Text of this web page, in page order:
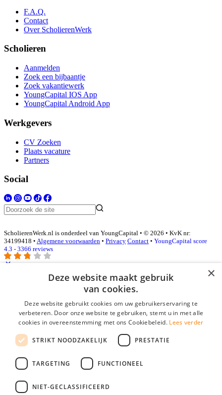
F.A.Q.
Contact
Over ScholierenWerk
Scholieren
Aanmelden
Zoek een bijbaantje
Zoek vakantiewerk
YoungCapital IOS App
YoungCapital Android App
Werkgevers
CV Zoeken
Plaats vacature
Partners
Social
ScholierenWerk.nl is onderdeel van YoungCapital • © 2026 • KvK nr:
34199418 • Algemene voorwaarden • Privacy Contact • YoungCapital score
4.3 - 3366 reviews
Inloggen als bedrijf
E-mail*
Wachtwoord
login gegevens onthouden
login
Bedrijf aanmelden
×
Deze website maakt gebruik
van cookies.
Deze website gebruikt cookies om uw gebruikerservaring te
verbeteren. Door onze website te gebruiken, stemt u in met alle
cookies in overeenstemming met ons Cookiebeleid. Lees verder
STRIKT NOODZAKELIJK PRESTATIE
TARGETING FUNCTIONEEL
NIET-GECLASSIFICEERD